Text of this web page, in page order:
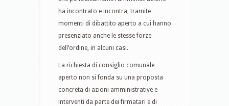
ha incontrato e incontra, tramite
momenti di dibattito aperto a cui hanno
presenziato anche le stesse forze
dell’ordine, in alcuni casi.
La richiesta di consiglio comunale
aperto non si fonda su una proposta
concreta di azioni amministrative e
interventi da parte dei firmatari e di